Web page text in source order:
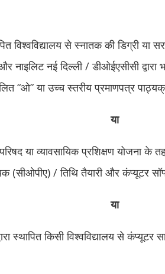
विश्वविद्यालय से स्नातक की डिग्री या
नाइलिट नई दिल्ली / डीओईएसीसी
“ओ” या उच्च स्तरीय प्रमाणपत्र
या
परिषद या व्यावसायिक प्रशिक्षण
(सीओपीए) / तिथि तैयारी और कंप्यूटर
या
स्थापित किसी विश्वविद्यालय से